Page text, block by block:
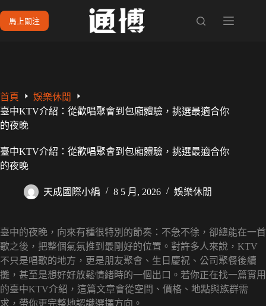
馬上關注
首頁
娛樂休閒
臺中KTV介紹：從歡唱聚會到包廂體驗，挑選最適合你
的夜晚
臺中KTV介紹：從歡唱聚會到包廂體驗，挑選最適合你
的夜晚
天成國際小編 8 5 月, 2026 娛樂休閒
臺中的夜晚，向來有種很特別的節奏：不急不徐，卻總能在一首
歌之後，把整個氣氛推到最剛好的位置。對許多人來說，KTV
不只是唱歌的地方，更是朋友聚會、生日慶祝、公司聚餐後續
攤，甚至是想好好放鬆情緒時的一個出口。若你正在找一篇實用
的臺中KTV介紹，這篇文章會從空間、價格、地點與族群需
求，帶你更完整地認識選擇方向。